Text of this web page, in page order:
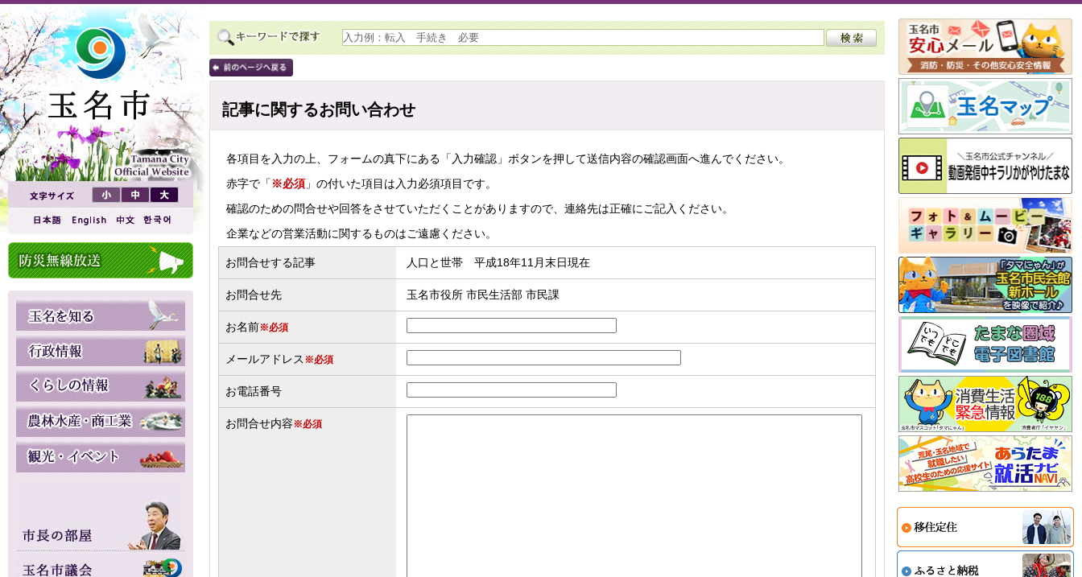
記事に関するお問い合わせ
各項目を入力の上、フォームの真下にある「入力確認」ボタンを押して送信内容の確認画面へ進んでください。
赤字で「 ※必須 」の付いた項目は入力必須項目です。
確認のための問合せや回答をさせていただくことがありますので、連絡先は正確にご記入ください。
企業などの営業活動に関するものはご遠慮ください。
お問合せする記事 人口と世帯 平成18年11月末日現在
お問合せ先 玉名市役所 市民生活部 市民課
お名前※必須
メールアドレス ※必須
お電話番号
お問合せ内容※必須